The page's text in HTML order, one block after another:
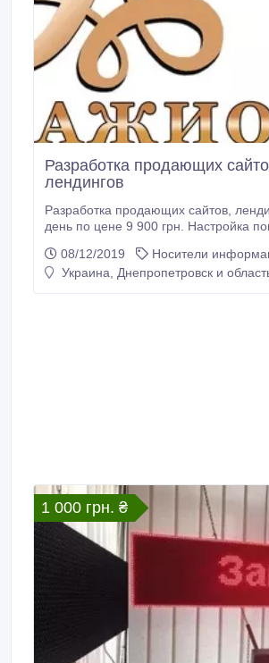
Разработка продающих
лендингов
Разработка продающих сайтов, лендингов за 21
день по цене 9 900 грн. Настройка
мобильные устройства. Примеры работ:
https://
08/12/2019
Носители
Украина, Днепропетровск и
1 000 грн. ₴